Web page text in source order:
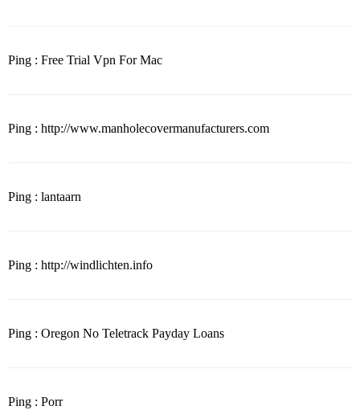
Ping : Free Trial Vpn For Mac
Ping : http://www.manholecovermanufacturers.com
Ping : lantaarn
Ping : http://windlichten.info
Ping : Oregon No Teletrack Payday Loans
Ping : Porr